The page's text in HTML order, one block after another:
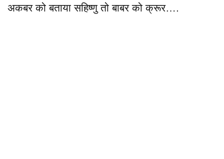
अकबर को बताया सहिष्णु तो बाबर को क्रूर….